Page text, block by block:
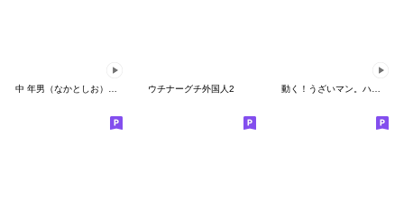
ウチナーグチ外国人2 動く！うざいマン。ハッピー♡